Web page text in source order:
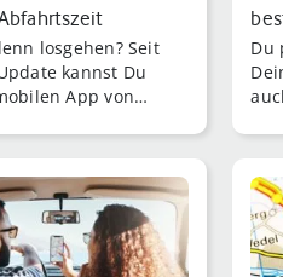
losgehen? Seit
kannst Du
App von
Du